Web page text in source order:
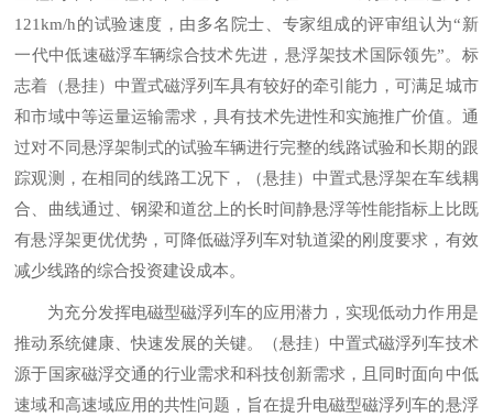
121km/h的试验速度，由多名院士、专家组成的评审组认为“新
一代中低速磁浮车辆综合技术先进，悬浮架技术国际领先”。标
志着（悬挂）中置式磁浮列车具有较好的牵引能力，可满足城市
和市域中等运量运输需求，具有技术先进性和实施推广价值。通
过对不同悬浮架制式的试验车辆进行完整的线路试验和长期的跟
踪观测，在相同的线路工况下，（悬挂）中置式悬浮架在车线耦
合、曲线通过、钢梁和道岔上的长时间静悬浮等性能指标上比既
有悬浮架更优优势，可降低磁浮列车对轨道梁的刚度要求，有效
减少线路的综合投资建设成本。
为充分发挥电磁型磁浮列车的应用潜力，实现低动力作用是
推动系统健康、快速发展的关键。（悬挂）中置式磁浮列车技术
源于国家磁浮交通的行业需求和科技创新需求，且同时面向中低
速域和高速域应用的共性问题，旨在提升电磁型磁浮列车的悬浮